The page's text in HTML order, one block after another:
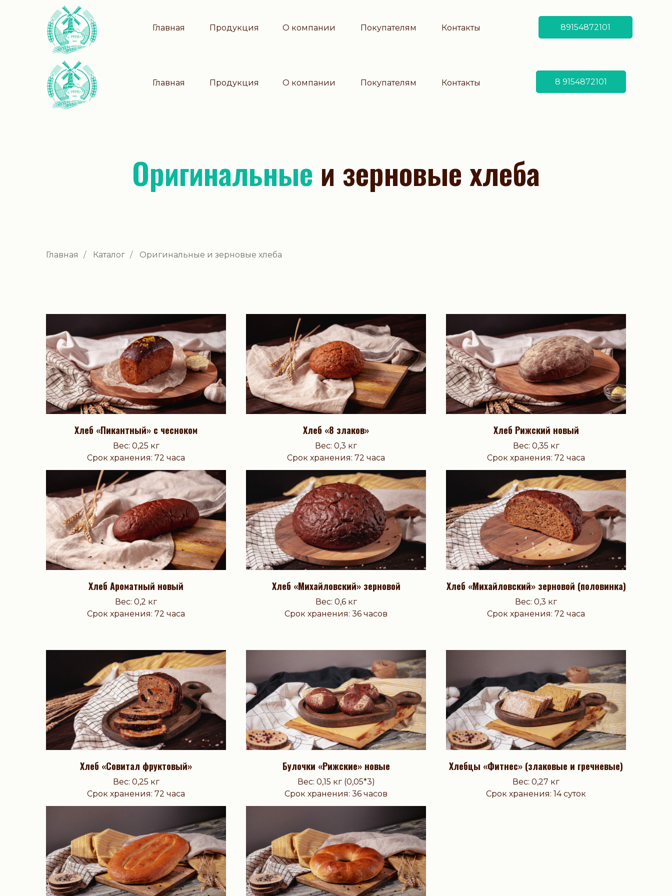
89154872101
Главная Продукция Покупателям
О компании Контакты
8 9154872101
Главная Продукция Покупателям
О компании Контакты
Оригинальные и зерновые хлеба
Главная / Каталог / Оригинальные и зерновые хлеба
Хлеб «Пикантный» с чесноком
Вес: 0,25 кг
Срок хранения: 72 часа
Хлеб «8 злаков»
Вес: 0,3 кг
Срок хранения: 72 часа
Хлеб Рижский новый
Вес: 0,35 кг
Срок хранения: 72 часа
Хлеб Ароматный новый
Вес: 0,2 кг
Срок хранения: 72 часа
Хлеб «Михайловский» зерновой
Вес: 0,6 кг
Срок хранения: 36 часов
Хлеб «Михайловский» зерновой (половинка)
Вес: 0,3 кг
Срок хранения: 72 часа
Хлеб «Совитал фруктовый»
Вес: 0,25 кг
Срок хранения: 72 часа
Булочки «Рижские» новые
Вес: 0,15 кг (0,05*3)
Срок хранения: 36 часов
Хлебцы «Фитнес» (злаковые и гречневые)
Вес: 0,27 кг
Срок хранения: 14 суток